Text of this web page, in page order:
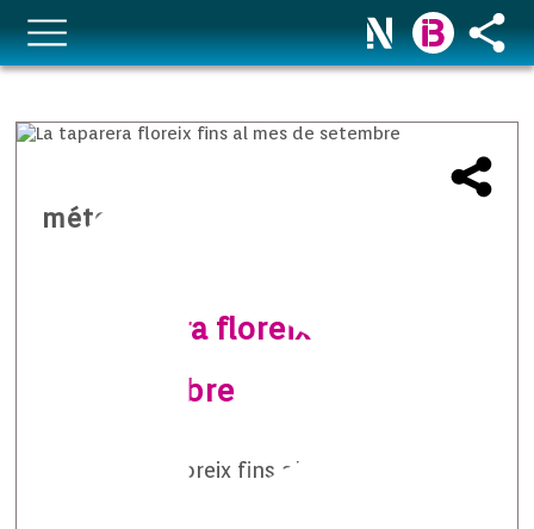
méteo temps i natura
La taparera floreix fins al mes
de setembre
La taparera floreix fins al mes de setembre